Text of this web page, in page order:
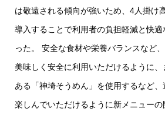
は敬遠される傾向が強いため、4人掛け
導入することで利用者の負担軽減と快
った。 安全な食材や栄養バランスなど
美味しく安全に利用いただけるように
ある「神埼そうめん」を使用するなど
楽しんでいただけるように新メニュー